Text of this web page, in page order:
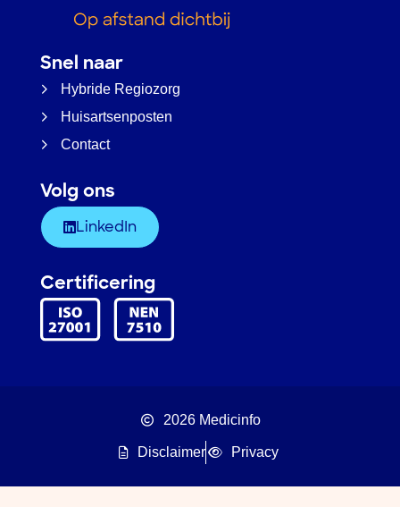
Snel naar
Hybride Regiozorg
Huisartsenposten
Contact
Volg ons
LinkedIn
Certificering
2026 Medicinfo
Disclaimer Privacy